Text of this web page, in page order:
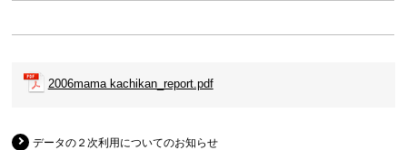
2006mama kachikan_report.pdf
データの２次利用についてのお知らせ